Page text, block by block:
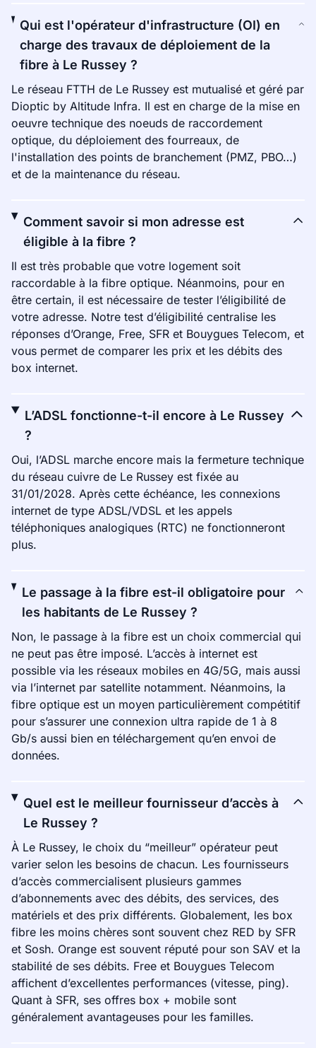
Qui est l'opérateur d'infrastructure (OI) en
charge des travaux de déploiement de la
fibre à Le Russey ?
Le réseau FTTH de Le Russey est mutualisé et géré par
Dioptic by Altitude Infra. Il est en charge de la mise en
oeuvre technique des noeuds de raccordement
optique, du déploiement des fourreaux, de
l'installation des points de branchement (PMZ, PBO…)
et de la maintenance du réseau.
Comment savoir si mon adresse est
éligible à la fibre ?
Il est très probable que votre logement soit
raccordable à la fibre optique. Néanmoins, pour en
être certain, il est nécessaire de tester l’éligibilité de
votre adresse. Notre test d’éligibilité centralise les
réponses d’Orange, Free, SFR et Bouygues Telecom, et
vous permet de comparer les prix et les débits des
box internet.
L’ADSL fonctionne-t-il encore à Le Russey
?
Oui, l’ADSL marche encore mais la fermeture technique
du réseau cuivre de Le Russey est fixée au
31/01/2028. Après cette échéance, les connexions
internet de type ADSL/VDSL et les appels
téléphoniques analogiques (RTC) ne fonctionneront
plus.
Le passage à la fibre est-il obligatoire pour
les habitants de Le Russey ?
Non, le passage à la fibre est un choix commercial qui
ne peut pas être imposé. L’accès à internet est
possible via les réseaux mobiles en 4G/5G, mais aussi
via l’internet par satellite notamment. Néanmoins, la
fibre optique est un moyen particulièrement compétitif
pour s’assurer une connexion ultra rapide de 1 à 8
Gb/s aussi bien en téléchargement qu’en envoi de
données.
Quel est le meilleur fournisseur d’accès à
Le Russey ?
À Le Russey, le choix du “meilleur” opérateur peut
varier selon les besoins de chacun. Les fournisseurs
d’accès commercialisent plusieurs gammes
d’abonnements avec des débits, des services, des
matériels et des prix différents. Globalement, les box
fibre les moins chères sont souvent chez RED by SFR
et Sosh. Orange est souvent réputé pour son SAV et la
stabilité de ses débits. Free et Bouygues Telecom
affichent d’excellentes performances (vitesse, ping).
Quant à SFR, ses offres box + mobile sont
généralement avantageuses pour les familles.